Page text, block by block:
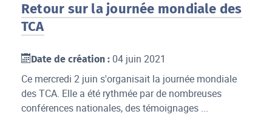
Retour sur la journée mondiale des
TCA
Date de création : 04 juin 2021
Ce mercredi 2 juin s'organisait la journée mondiale
des TCA. Elle a été rythmée par de nombreuses
conférences nationales, des témoignages ...